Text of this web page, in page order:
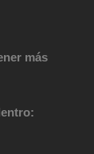
más